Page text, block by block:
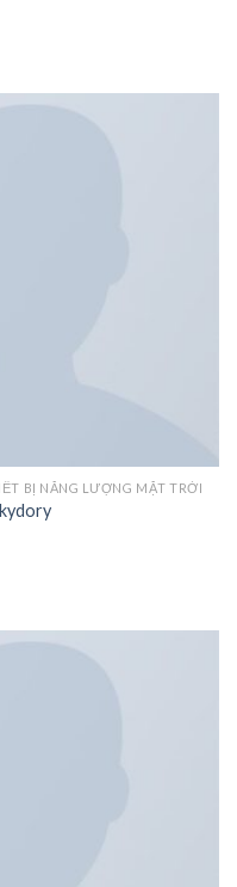
BỊ NĂNG LƯỢNG MẶT TRỜI